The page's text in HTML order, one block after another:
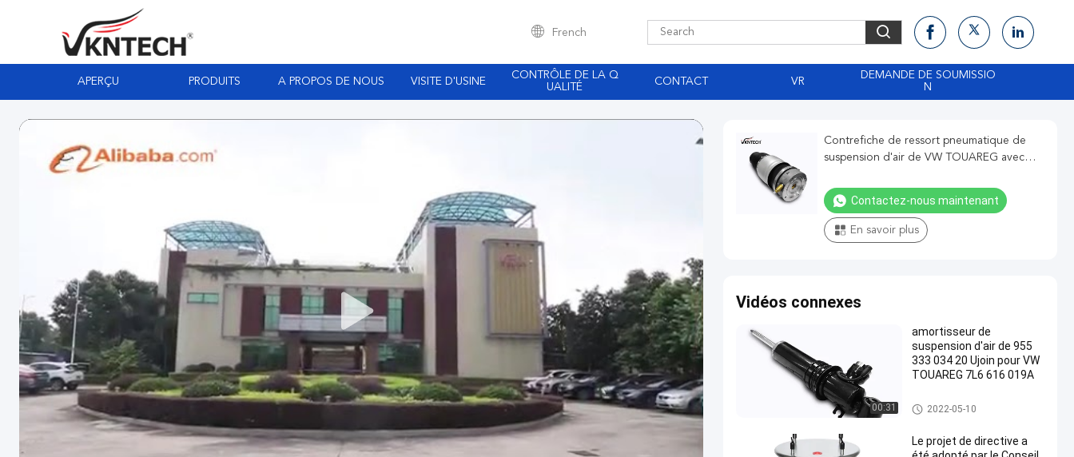
French
APERÇU PRODUITS A PROPOS DE NOUS VISITE D'USINE
CONTRÔLE DE LA Q
UALITÉ
CONTACT VR
DEMANDE DE SOUMISSIO
N
Contrefiche de ressort pneumatique de
suspension d'air de VW TOUAREG avec
Contactez-nous maintenant
En savoir plus
Vidéos connexes
00:31
amortisseur de
suspension d'air de 955
333 034 20 Ujoin pour VW
TOUAREG 7L6 616 019A
Ressort pneumatique de Volk
swagen
2022-05-10
Le projet de directive a